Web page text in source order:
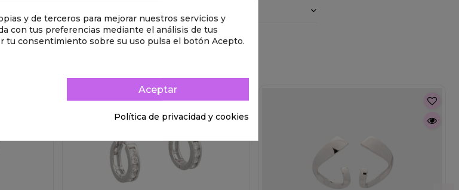
y de terceros para mejorar nuestros servicios y
con tus preferencias mediante el análisis de tus
tu consentimiento sobre su uso pulsa el botón Acepto.
Aceptar
Política de privacidad y cookies